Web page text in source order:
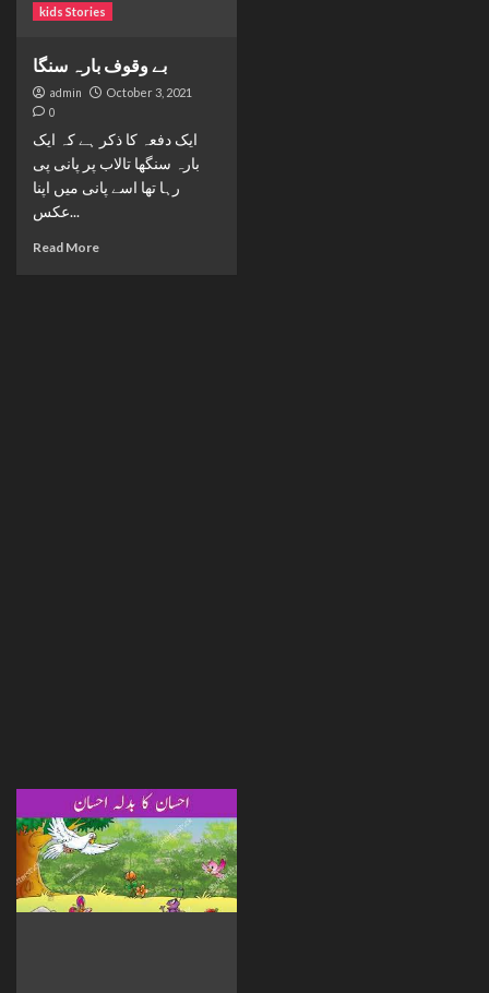
kids Stories
بے وقوف بارہ سنگا
admin October 3, 2021
0
ایک دفعہ کا ذکر ہے کہ ایک
بارہ سنگھا تالاب پر پانی پی
رہا تھا اسے پانی میں اپنا
عکس...
Read More